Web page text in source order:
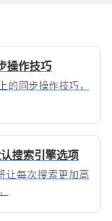
操作技巧
同步操作技巧，
搜索引擎选项
让每次搜索更加高